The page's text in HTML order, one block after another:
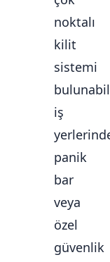
noktalı
kilit
sistemi
iş
panik
bar
veya
özel
güvenlik